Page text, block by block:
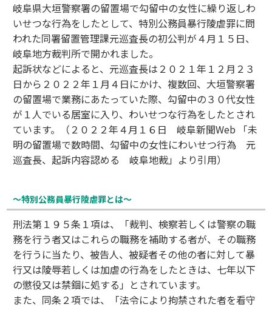
岐阜県大垣警察署の留置場で勾留中の女性に繰り返しわ
いせつな行為をしたとして、特別公務員暴行陵虐罪に問
われた同署留置管理課元巡査長の初公判が４月１５日、
岐阜地方裁判所で開かれました。
起訴状などによると、元巡査長は２０２１年１２月２３
日から２０２２年１月４日にかけ、複数回、大垣警察署
の留置場で業務にあたっていた際、勾留中の３０代女性
が１人でいる居室に入り、わいせつな行為をしたとされ
ています。（２０２２年４月１６日 岐阜新聞Web 「未
明の留置場で数時間、勾留中の女性にわいせつ行為 元
巡査長、起訴内容認める 岐阜地裁」より引用）
～特別公務員暴行陵虐罪とは～
刑法第１９５条１項は、「裁判、検察若しくは警察の職
務を行う者又はこれらの職務を補助する者が、その職務
を行うに当たり、被告人、被疑者その他の者に対して暴
行又は陵辱若しくは加虐の行為をしたときは、七年以下
の懲役又は禁錮に処する」とされています。
また、同条２項では、「法令により拘禁された者を看守